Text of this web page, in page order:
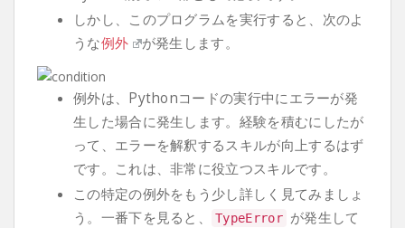
しかし、このプログラムを実行すると、次のよ
うな例外 が発生します。
例外は、Pythonコードの実行中にエラーが発
生した場合に発生します。経験を積むにしたが
って、エラーを解釈するスキルが向上するはず
です。これは、非常に役立つスキルです。
この特定の例外をもう少し詳しく見てみましょ
う。一番下を見ると、
TypeError が発生して